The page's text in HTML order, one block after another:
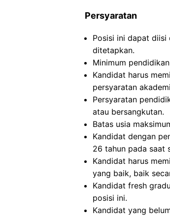
Persyaratan
Posisi ini dapat diisi
ditetapkan.
Minimum
Kandidat harus
persyaratan
Persyaratan
atau bersangkutan.
Batas usia
Kandidat dengan
26 tahun pada saat
Kandidat harus
yang baik, baik
Kandidat fresh
posisi ini.
Kandidat yang